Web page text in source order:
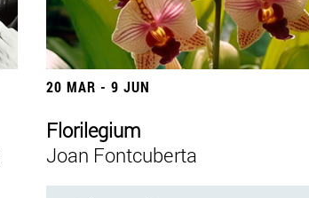
20 MAR - 9 JUN
Florilegium
Joan Fontcuberta